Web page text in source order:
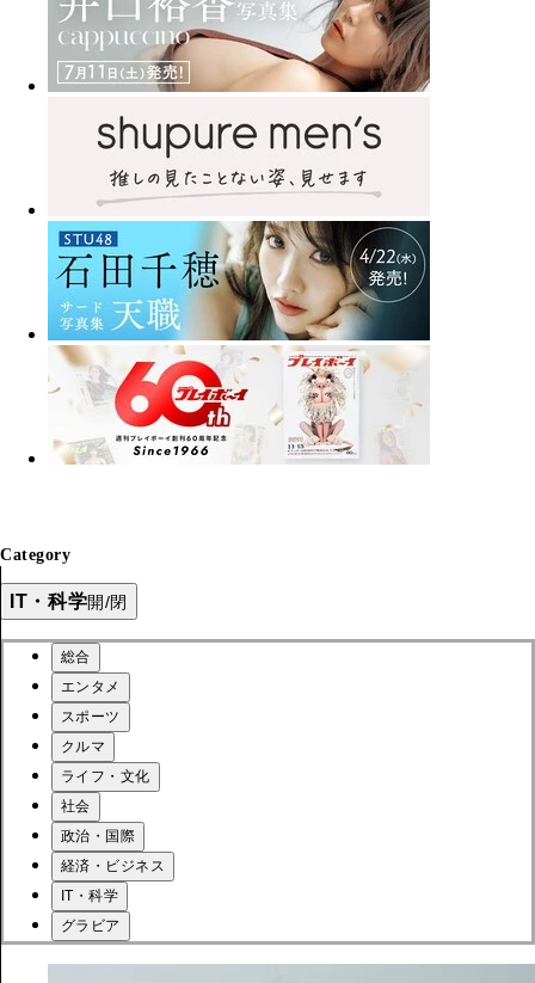
Category
IT・科学開/閉
総合
エンタメ
スポーツ
クルマ
ライフ・文化
社会
政治・国際
経済・ビジネス
IT・科学
グラビア